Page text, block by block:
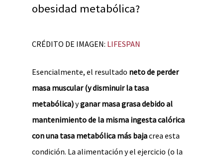
obesidad metabólica?
CRÉDITO DE IMAGEN: LIFESPAN
Esencialmente, el resultado neto de perder
masa muscular (y disminuir la tasa
metabólica)yganar masa grasa debido al
mantenimiento de la misma ingesta calórica
con una tasa metabólica más bajacrea esta
condición. La alimentación y el ejercicio (o la